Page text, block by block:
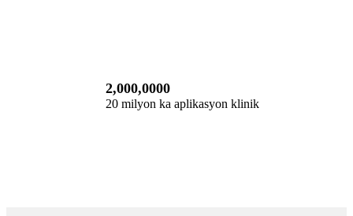
2,000,0000
20 milyon ka aplikasyon klinik